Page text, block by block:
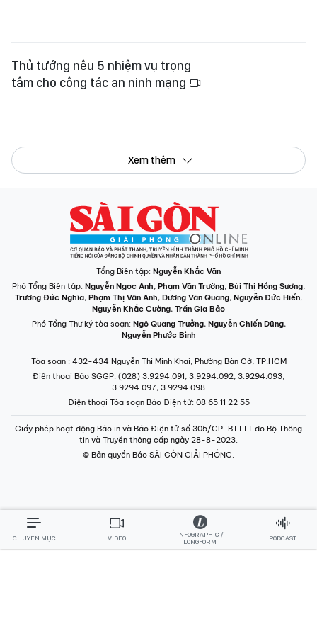
Xem thêm
Nguyễn Ngọc Anh Phạm Văn Trường
Trương Đức Nghĩa,Phạm Thị Vân Anh, Dương Văn Quang
Nguyễn Khắc Cường
,
Trần Gia Bảo
Phó Tổng Thư ký tòa soạn:Ngô Quang Trưởng,Nguyễn Chiến Dũng
Nguyễn Phước Bình
: 432-434 Nguyễn Thị Minh Khai, Phường Bàn Cờ, TP.HCM
Điện thoại Báo SGGP : (028) 3.9294.091, 3.9294.092, 3.9294.093,
3.9294.097, 3.9294.098
Điện thoại Tòa soạn Báo Điện tử
Giấy phép hoạt động Báo in và Báo Điện tử số 305/GP-BTTTT do Bộ Thông
© Bản quyền Báo SÀI GÒN GIẢI PHÓNG.
VIDEO
INFOGRAPHIC /
LONGFORM